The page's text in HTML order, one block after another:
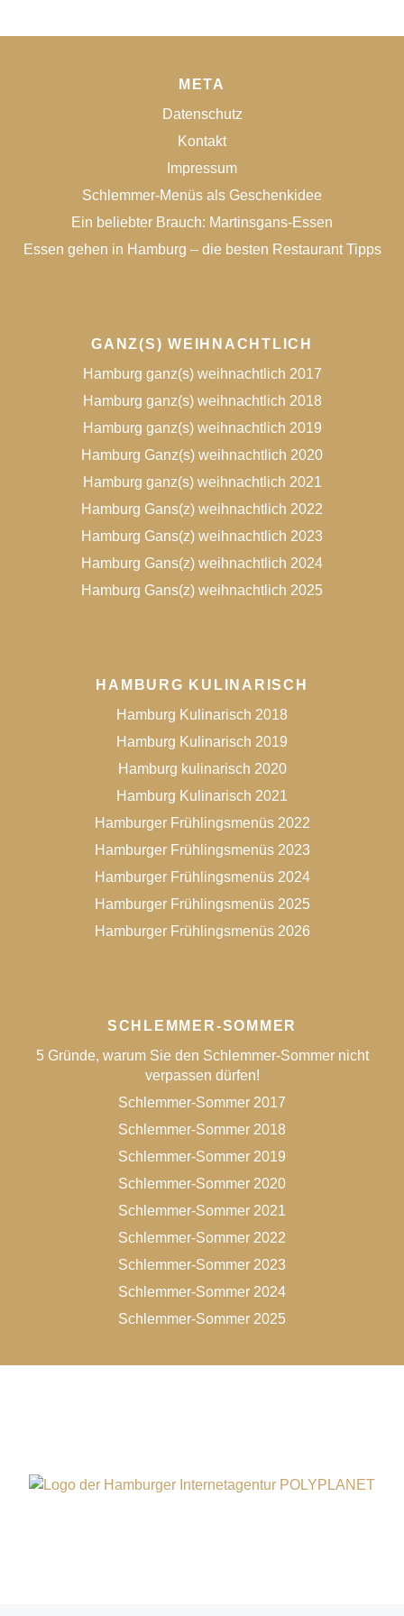
META
Datenschutz
Kontakt
Impressum
Schlemmer-Menüs als Geschenkidee
Ein beliebter Brauch: Martinsgans-Essen
Essen gehen in Hamburg – die besten Restaurant Tipps
GANZ(S) WEIHNACHTLICH
Hamburg ganz(s) weihnachtlich 2017
Hamburg ganz(s) weihnachtlich 2018
Hamburg ganz(s) weihnachtlich 2019
Hamburg Ganz(s) weihnachtlich 2020
Hamburg ganz(s) weihnachtlich 2021
Hamburg Gans(z) weihnachtlich 2022
Hamburg Gans(z) weihnachtlich 2023
Hamburg Gans(z) weihnachtlich 2024
Hamburg Gans(z) weihnachtlich 2025
HAMBURG KULINARISCH
Hamburg Kulinarisch 2018
Hamburg Kulinarisch 2019
Hamburg kulinarisch 2020
Hamburg Kulinarisch 2021
Hamburger Frühlingsmenüs 2022
Hamburger Frühlingsmenüs 2023
Hamburger Frühlingsmenüs 2024
Hamburger Frühlingsmenüs 2025
Hamburger Frühlingsmenüs 2026
SCHLEMMER-SOMMER
5 Gründe, warum Sie den Schlemmer-Sommer nicht
verpassen dürfen!
Schlemmer-Sommer 2017
Schlemmer-Sommer 2018
Schlemmer-Sommer 2019
Schlemmer-Sommer 2020
Schlemmer-Sommer 2021
Schlemmer-Sommer 2022
Schlemmer-Sommer 2023
Schlemmer-Sommer 2024
Schlemmer-Sommer 2025